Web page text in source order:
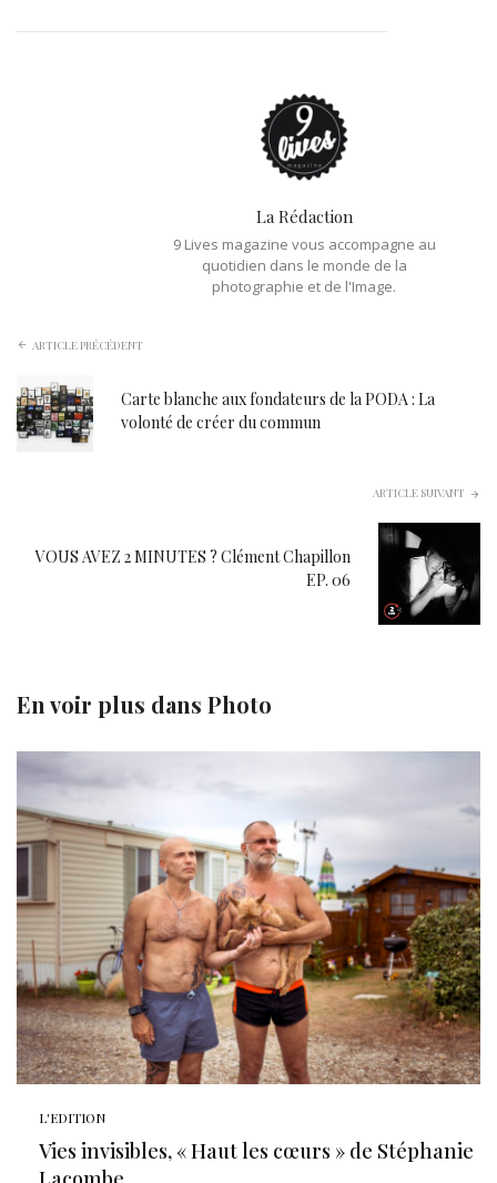
La Rédaction
9 Lives magazine vous accompagne au
quotidien dans le monde de la
photographie et de l'Image.
ARTICLE PRÉCÉDENT
Carte blanche aux fondateurs de la PODA : La
volonté de créer du commun
ARTICLE SUIVANT
VOUS AVEZ 2 MINUTES ? Clément Chapillon
EP. 06
En voir plus dans Photo
L'EDITION
Vies invisibles, « Haut les cœurs » de Stéphanie